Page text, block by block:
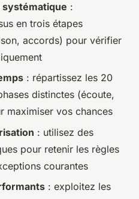
:
en trois étapes
accords) pour vérifier
: répartissez les 20
distinctes (écoute,
maximiser vos chances
: utilisez des
pour retenir les règles
courantes
: exploitez les